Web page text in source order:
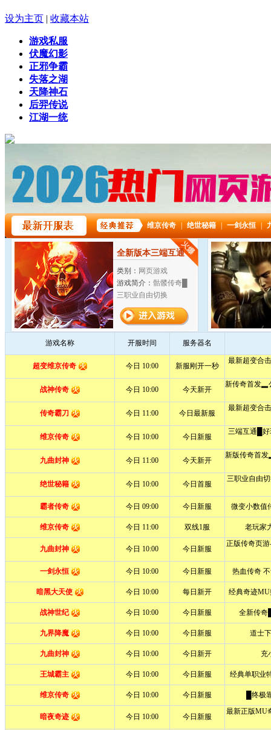
设为主页 | 收藏本站
游戏私服
伏魔幻影
正邪争霸
失落之湖
天降神石
后羿传说
江湖一统